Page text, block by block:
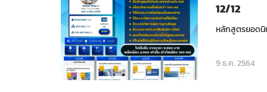
12/12
หลักสูตรยอด
9 ธ.ค. 2564